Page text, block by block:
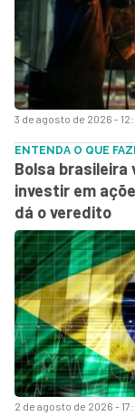
3 de agosto de 2026 -
2 de agosto de 2026 -
ENTENDA O QUE
Bolsa brasileira
investir em
dá o veredito